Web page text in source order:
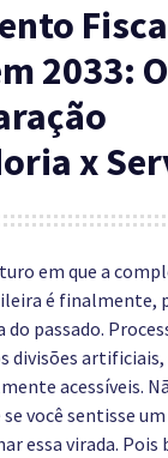
2033:
x
em que a
é finalmente,
passado.
divisões
acessíveis.
você sentisse
essa virada. Pois